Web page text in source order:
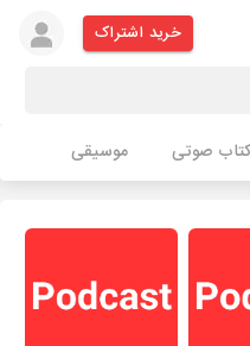
خرید اشتراک
کتاب صوتی موسیقی